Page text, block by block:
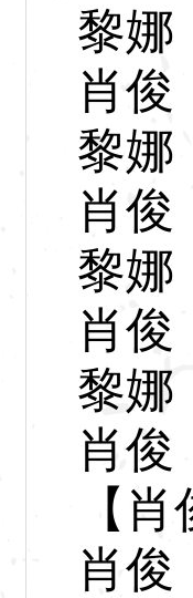
黎娜
肖俊
黎娜
肖俊
黎娜
肖俊
黎娜
肖俊
【
肖俊